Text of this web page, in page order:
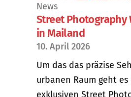
News
Street Photography
in Mailand
10. April 2026
Um das das präzise
urbanen Raum geht
exklusiven Street